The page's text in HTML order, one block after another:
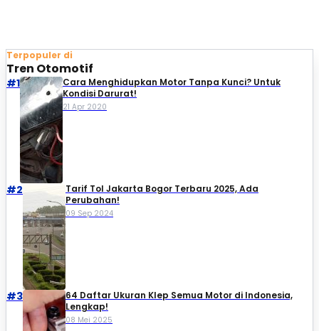
Terpopuler di
Tren Otomotif
#1
Cara Menghidupkan Motor Tanpa Kunci? Untuk
Kondisi Darurat!
21 Apr 2020
#2
Tarif Tol Jakarta Bogor Terbaru 2025, Ada
Perubahan!
09 Sep 2024
#3
64 Daftar Ukuran Klep Semua Motor di Indonesia,
Lengkap!
08 Mei 2025